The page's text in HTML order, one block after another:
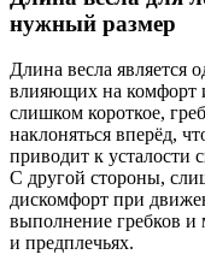
нужный размер
Длина весла является
влияющих на комфорт
слишком короткое,
наклоняться вперёд,
приводит к усталости
С другой стороны,
дискомфорт при
выполнение гребков и
и предплечьях.